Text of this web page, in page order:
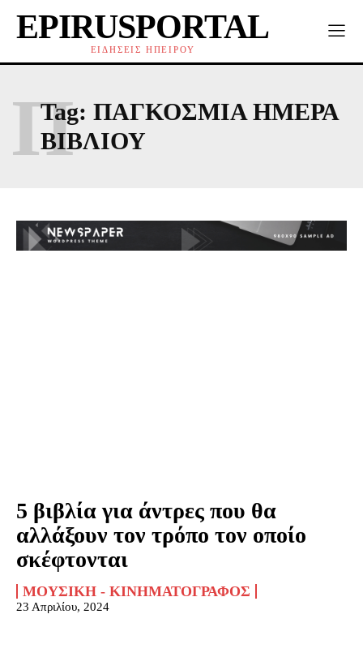
EPIRUSPORTAL
ΕΙΔΗΣΕΙΣ ΗΠΕΙΡΟΥ
Tag: ΠΑΓΚΟΣΜΙΑ ΗΜΕΡΑ
ΒΙΒΛΙΟΥ
Π
5 βιβλία για άντρες που θα
αλλάξουν τον τρόπο τον οποίο
σκέφτονται
ΜΟΥΣΙΚΉ - ΚΙΝΗΜΑΤΟΓΡΆΦΟΣ
23 Απριλίου, 2024